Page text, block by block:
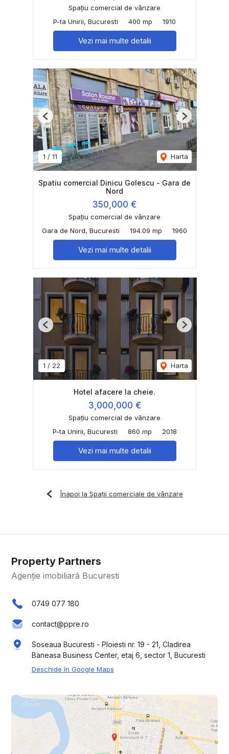
Spațiu comercial de vânzare
P-ta Unirii, Bucuresti
400 mp 1910
Vezi mai multe detalii
1 / 11 Harta
Previous Next
Spatiu comercial Dinicu Golescu - Gara de
Nord
350,000 €
Spațiu comercial de vânzare
Gara de Nord, Bucuresti
194.09 mp 1960
Vezi mai multe detalii
1 / 22 Harta
Previous Next
Hotel afacere la cheie.
3,000,000 €
Spațiu comercial de vânzare
P-ta Unirii, Bucuresti
860 mp 2018
Vezi mai multe detalii
Înapoi la Spații comerciale de vânzare
Property Partners
Agenție imobiliară Bucuresti
0749 077 180
contact@ppre.ro
Soseaua Bucuresti - Ploiesti nr. 19 - 21, Cladirea
Baneasa Business Center, etaj 6, sector 1, Bucuresti
Deschide în Google Maps